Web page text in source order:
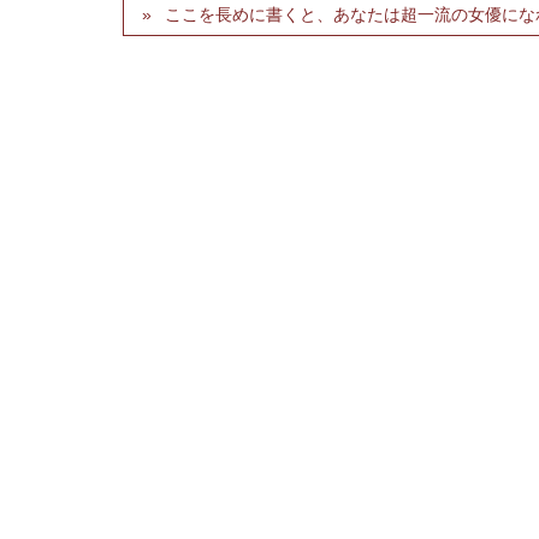
ここを長めに書くと、あなたは超一流の女優に